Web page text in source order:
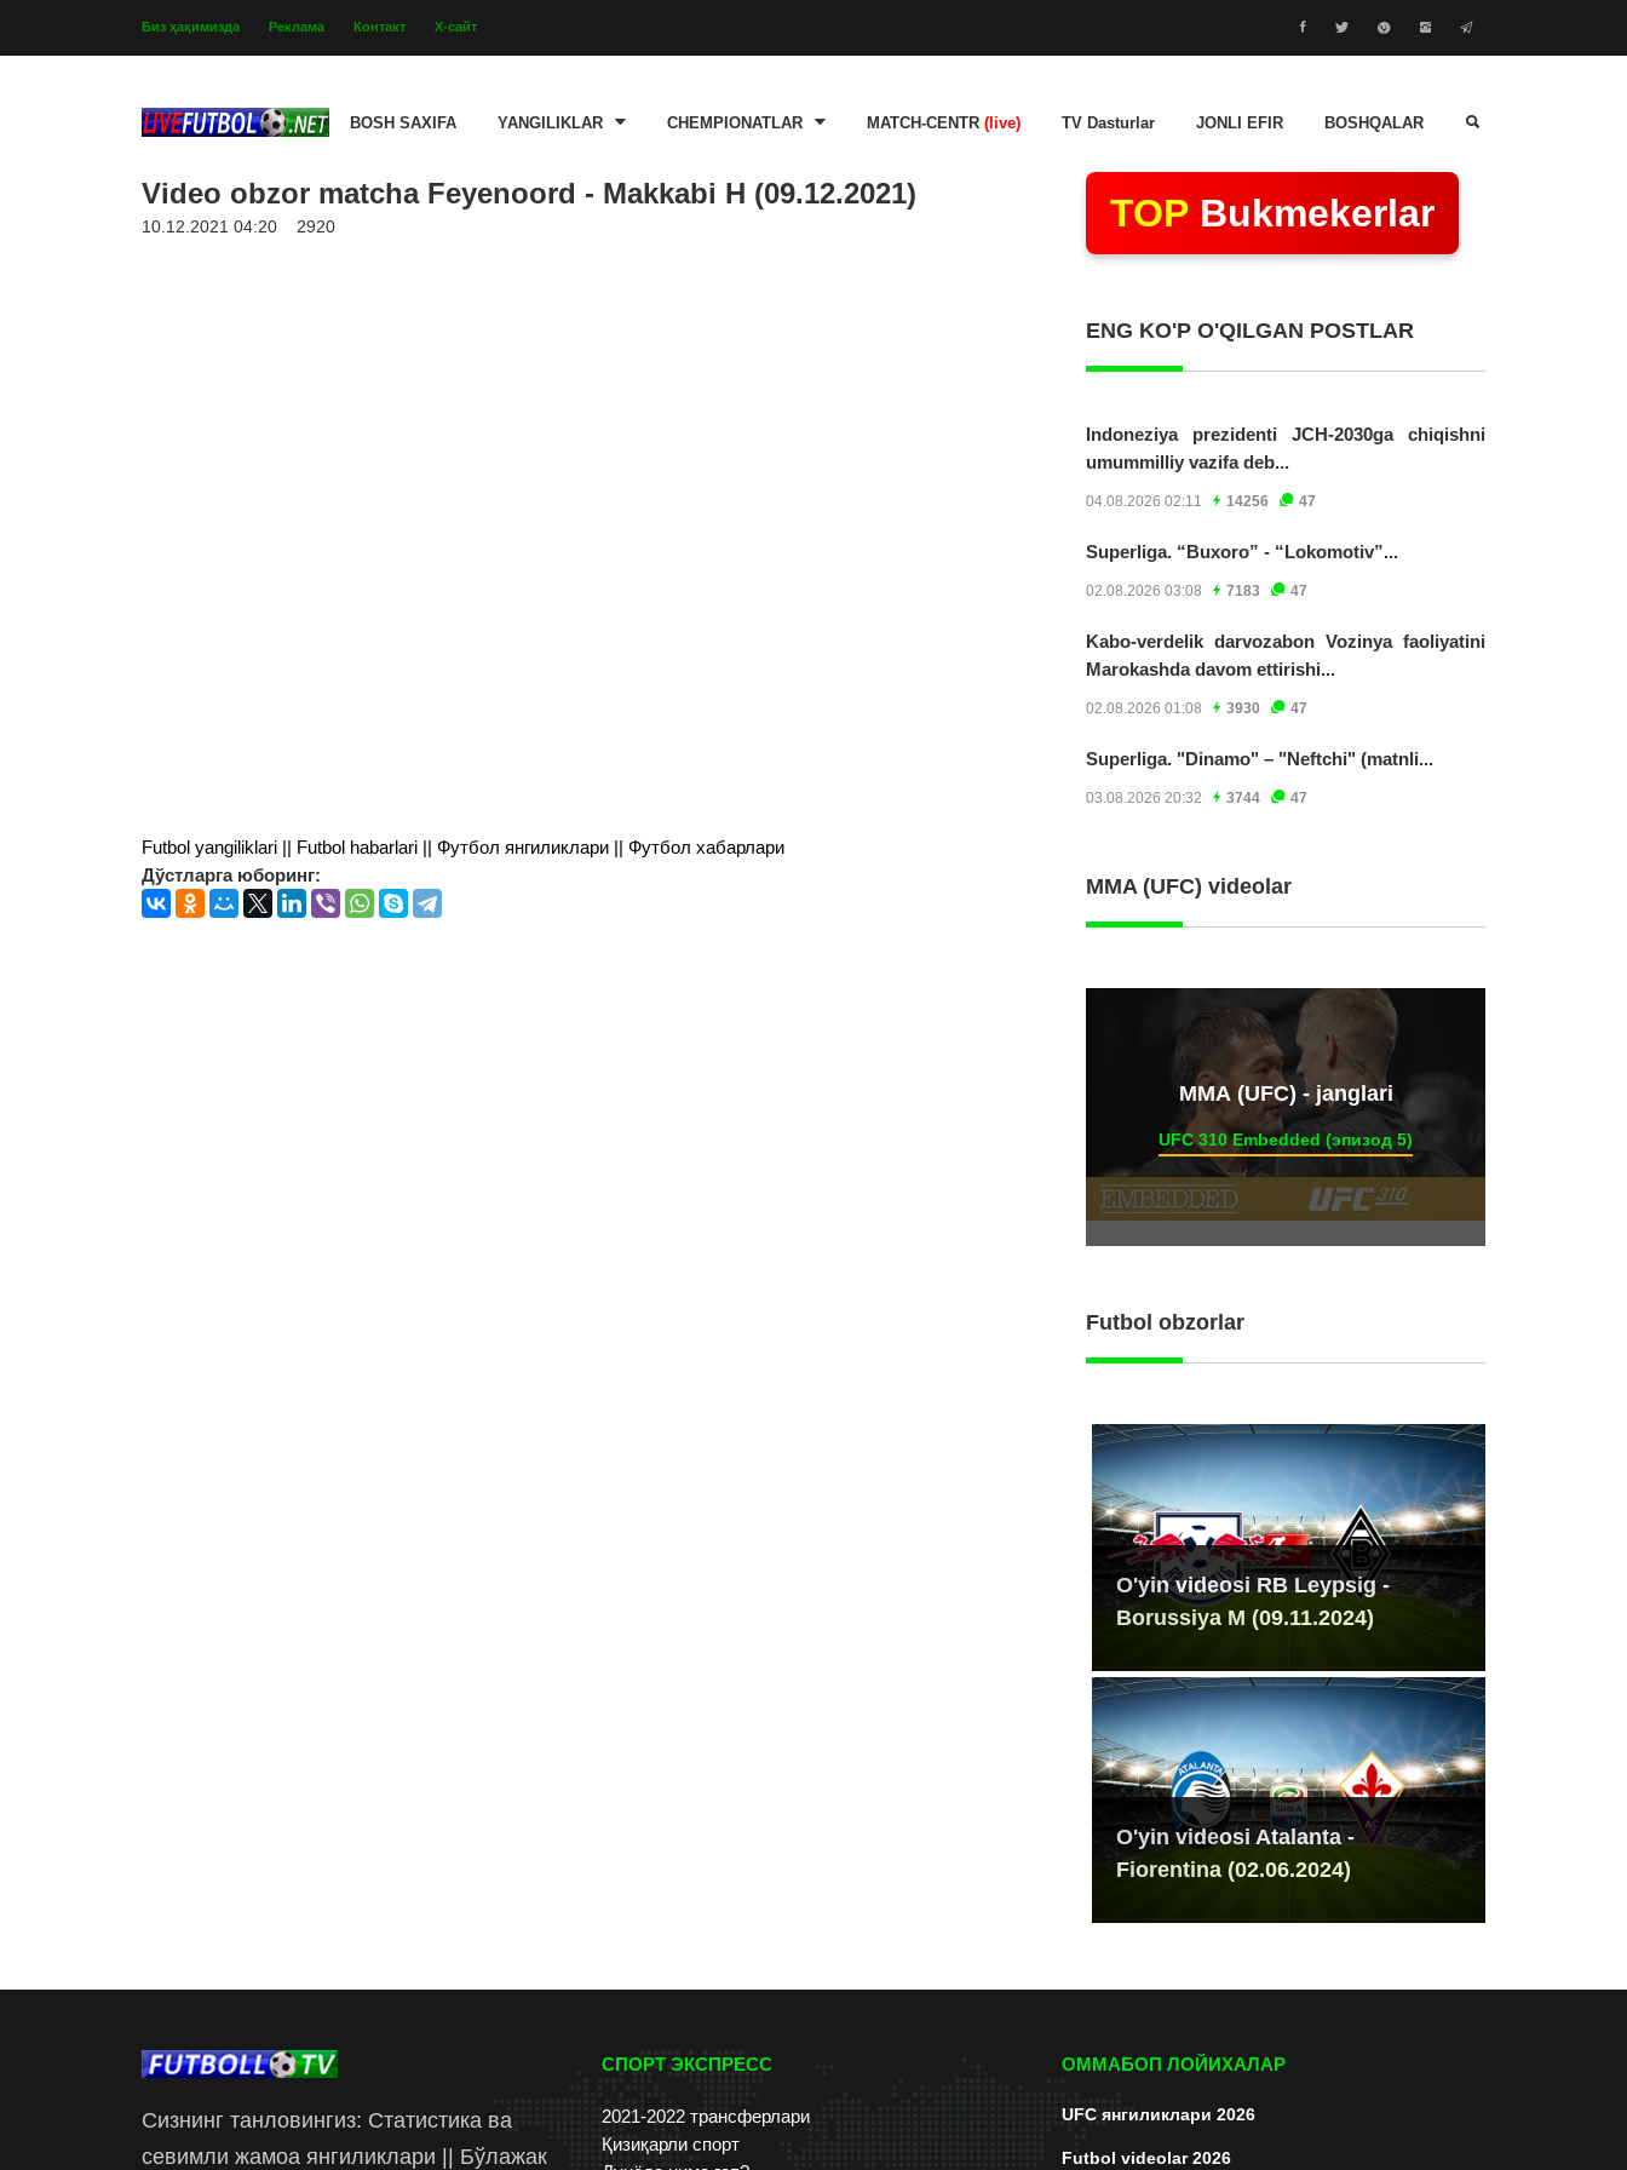
Биз ҳақимизда Реклама Контакт Х-сайт
BOSH SAXIFA YANGILIKLAR CHEMPIONATLAR MATCH-CENTR (live) TV Dasturlar JONLI EFIR BOSHQALAR
Video obzor matcha Feyenoord - Makkabi H (09.12.2021)
10.12.2021 04:20 2920
Futbol yangiliklari || Futbol habarlari || Футбол янгиликлари || Футбол хабарлари
Дўстларга юборинг:
TOP Bukmekerlar
ENG KO'P O'QILGAN POSTLAR
Indoneziya prezidenti JCH-2030ga chiqishni
umummilliy vazifa deb...
04.08.2026 02:11 14256 47
Superliga. “Buxoro” - “Lokomotiv”...
02.08.2026 03:08 7183 47
Kabo-verdelik darvozabon Vozinya faoliyatini
Marokashda davom ettirishi...
02.08.2026 01:08 3930 47
Superliga. "Dinamo" – "Neftchi" (matnli...
03.08.2026 20:32 3744 47
MMA (UFC) videolar
ММА (UFC) - janglari
UFC 310 Embedded (эпизод 5)
Futbol obzorlar
O'yin videosi RB Leypsig -
Borussiya M (09.11.2024)
O'yin videosi Atalanta -
Fiorentina (02.06.2024)
Сизнинг танловингиз: Статистика ва
севимли жамоа янгиликлари || Бўлажак
СПОРТ ЭКСПРЕСС
2021-2022 трансферлари
Қизиқарли спорт
ОММАБОП ЛОЙИХАЛАР
UFC янгиликлари 2026
Futbol videolar 2026